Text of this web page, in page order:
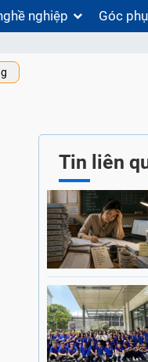
nghiệp Góc
Tin liên